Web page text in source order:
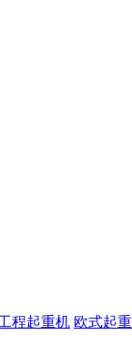
程起重机 欧式起